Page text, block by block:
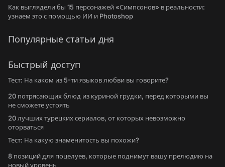
Как выглядели бы 15 персонажей «Симпсонов» в реальности:
узнаем это с помощью ИИ и Photoshop
Популярные статьи дня
Быстрый доступ
Тест: На каком из 5-ти языков любви вы говорите?
20 потрясающих блюд из куриной грудки, перед которыми вы
не сможете устоять
20 лучших турецких сериалов, от которых невозможно
оторваться
Тест: На какую знаменитость вы похожи?
8 позиций для поцелуев, которые поднимут вашу прелюдию на
новый уровень